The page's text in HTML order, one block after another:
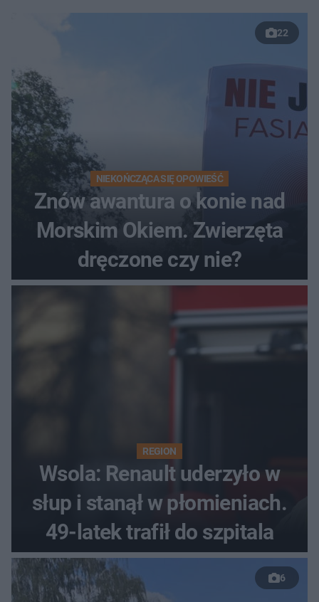
22
NIEKOŃCZĄCA SIĘ OPOWIEŚĆ
Znów awantura o konie nad
Morskim Okiem. Zwierzęta
dręczone czy nie?
REGION
Wsola: Renault uderzyło w
słup i stanął w płomieniach.
49-latek trafił do szpitala
6